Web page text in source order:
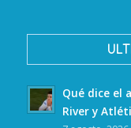
Qué dice el
River y